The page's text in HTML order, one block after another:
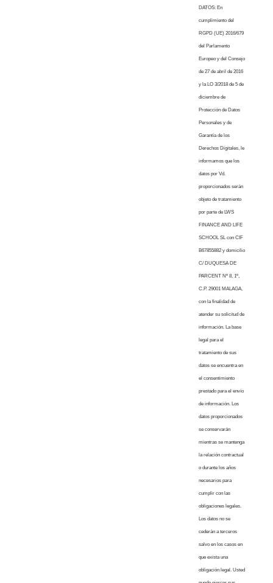
DATOS: En
cumplimiento del
RGPD (UE) 2016/679
del Parlamento
Europeo y del Consejo
de 27 de abril de 2016
y la LO 3/2018 de 5 de
diciembre de
Protección de Datos
Personales y de
Garantía de los
Derechos Digitales, le
informamos que los
datos por Vd.
proporcionados serán
objeto de tratamiento
por parte de LWS
FINANCE AND LIFE
SCHOOL SL con CIF
B67855882 y domicilio
C/ DUQUESA DE
PARCENT Nº 8, 1º,
C.P. 29001 MALAGA,
con la finalidad de
atender su solicitud de
información. La base
legal para el
tratamiento de sus
datos se encuentra en
el consentimiento
prestado para el envío
de información. Los
datos proporcionados
se conservarán
mientras se mantenga
la relación contractual
o durante los años
necesarios para
cumplir con las
obligaciones legales.
Los datos no se
cederán a terceros
salvo en los casos en
que exista una
obligación legal. Usted